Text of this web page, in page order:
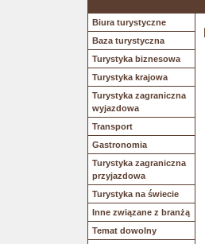
Biura turystyczne
Baza turystyczna
Turystyka biznesowa
Turystyka krajowa
Turystyka zagraniczna
wyjazdowa
Transport
Gastronomia
Turystyka zagraniczna
przyjazdowa
Turystyka na świecie
Inne związane z branżą
Temat dowolny